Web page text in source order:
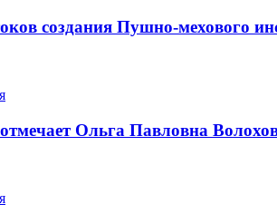
создания Пушно-мехового
Ольга Павловна